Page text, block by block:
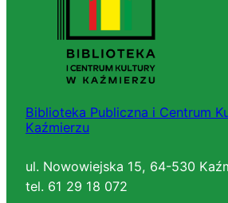
Biblioteka Publiczna i Centrum
Kaźmierzu
ul. Nowowiejska 15, 64-530
tel. 61 29 18 072